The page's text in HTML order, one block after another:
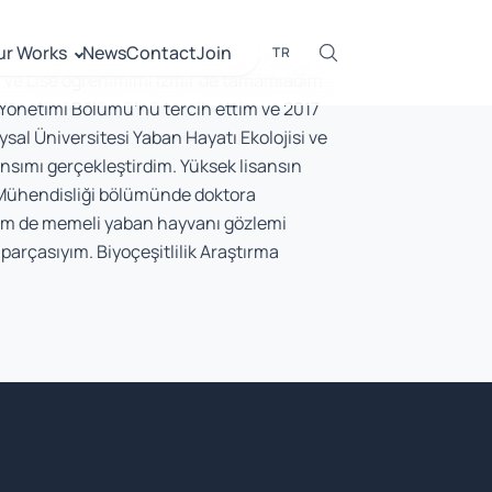
Works NewsContactJoin TR
Bölümü’nü tercih ettim ve 2017
Üniversitesi Yaban Hayatı Ekolojisi ve
gerçekleştirdim. Yüksek lisansın
bölümünde doktora
de memeli yaban hayvanı gözlemi
Biyoçeşitlilik Araştırma